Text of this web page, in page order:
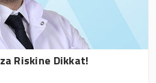
Riskine Dikkat!